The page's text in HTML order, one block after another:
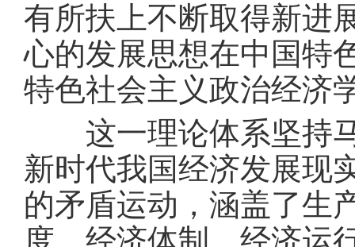
有所扶上不断取得新进
心的发展思想在中国特
特色社会主义政治经济
这一理论体系坚持马
新时代我国经济发展现
的矛盾运动，涵盖了生